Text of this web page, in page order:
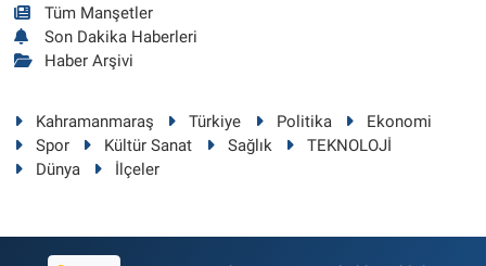
Tüm Manşetler
Son Dakika Haberleri
Haber Arşivi
Kahramanmaraş Türkiye Politika
Ekonomi
Spor
Kültür Sanat Sağlık
TEKNOLOJİ
Dünya
İlçeler